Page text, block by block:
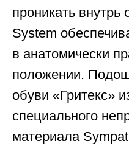
проникать внутрь
System
в анатомически
положении.
обуви «Гритекс»
специального
материала